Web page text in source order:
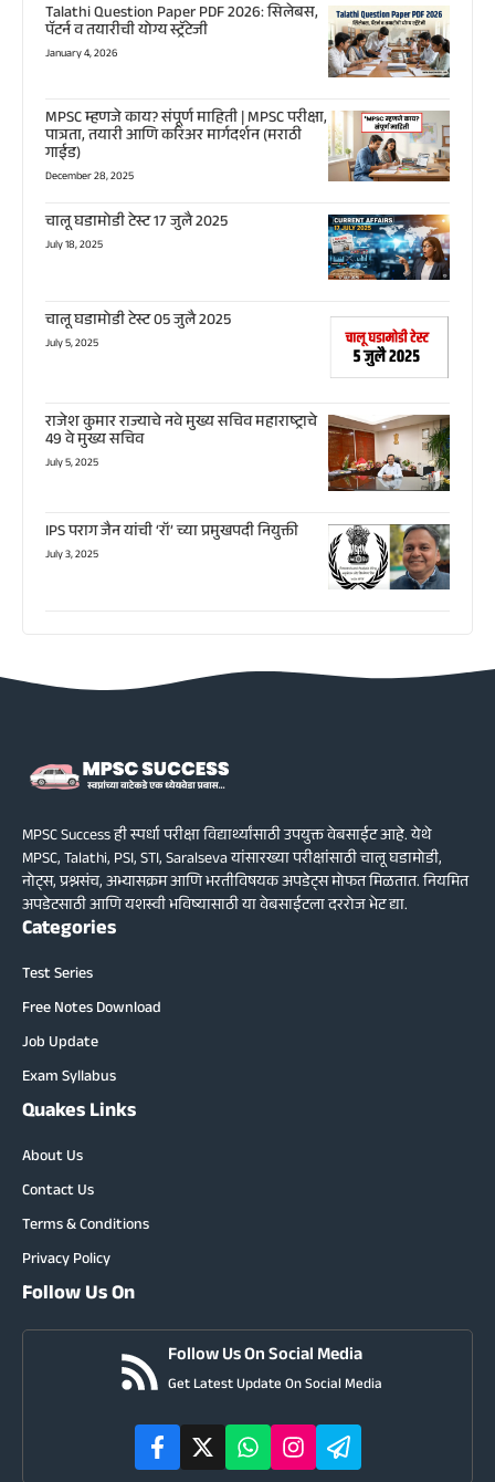
Talathi Question Paper PDF 2026: सिलेबस,
पॅटर्न व तयारीची योग्य स्ट्रॅटेजी
January 4, 2026
MPSC म्हणजे काय? संपूर्ण माहिती | MPSC परीक्षा,
पात्रता, तयारी आणि करिअर मार्गदर्शन (मराठी
गाईड)
December 28, 2025
चालू घडामोडी टेस्ट 17 जुलै 2025
July 18, 2025
चालू घडामोडी टेस्ट 05 जुलै 2025
July 5, 2025
राजेश कुमार राज्याचे नवे मुख्य सचिव महाराष्ट्राचे
49 वे मुख्य सचिव
July 5, 2025
IPS पराग जैन यांची ‘रॉ’ च्या प्रमुखपदी नियुक्ती
July 3, 2025
MPSC Success ही स्पर्धा परीक्षा विद्यार्थ्यांसाठी उपयुक्त वेबसाईट आहे. येथे
MPSC, Talathi, PSI, STI, Saralseva यांसारख्या परीक्षांसाठी चालू घडामोडी,
नोट्स, प्रश्नसंच, अभ्यासक्रम आणि भरतीविषयक अपडेट्स मोफत मिळतात. नियमित
अपडेटसाठी आणि यशस्वी भविष्यासाठी या वेबसाईटला दररोज भेट द्या.
Categories
Test Series
Free Notes Download
Job Update
Exam Syllabus
Quakes Links
About Us
Contact Us
Terms & Conditions
Privacy Policy
Follow Us On
Follow Us On Social Media
Get Latest Update On Social Media